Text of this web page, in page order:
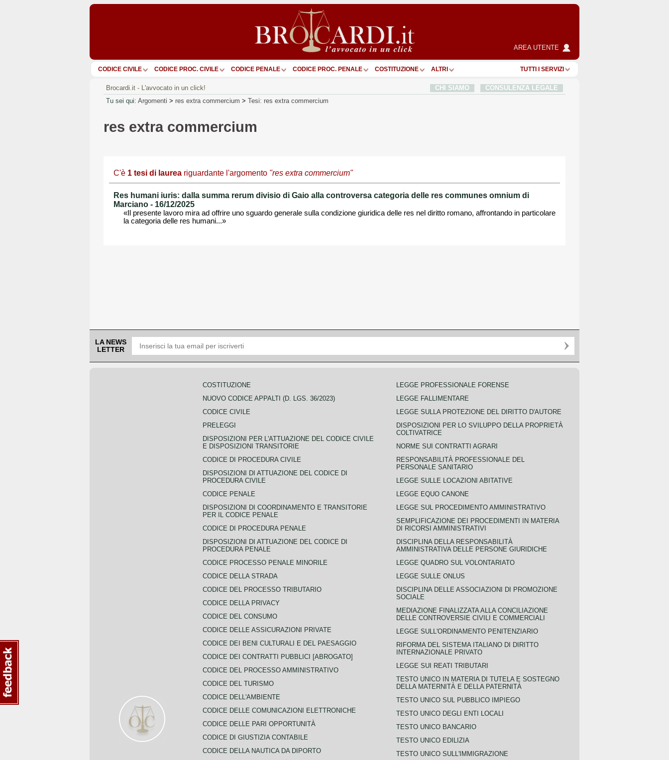
AREA UTENTE
CODICE CIVILE CODICE PROC. CIVILE CODICE PENALE CODICE PROC. PENALE COSTITUZIONE ALTRI TUTTI I SERVIZI
Brocardi.it - L'avvocato in un click! CHI SIAMO
CONSULENZA LEGALE
Tu sei qui: Argomenti > res extra commercium > Tesi: res extra commercium
res extra commercium
C'è 1 tesi di laurea riguardante l'argomento "res extra commercium"
Res humani iuris: dalla summa rerum divisio di Gaio alla controversa categoria delle res communes omnium di
Marciano - 16/12/2025
«Il presente lavoro mira ad offrire uno sguardo generale sulla condizione giuridica delle res nel diritto romano, affrontando in particolare
la categoria delle res humani...»
LA NEWS
LETTER
COSTITUZIONE
NUOVO CODICE APPALTI (D. LGS. 36/2023)
CODICE CIVILE
PRELEGGI
DISPOSIZIONI PER L'ATTUAZIONE DEL CODICE CIVILE
E DISPOSIZIONI TRANSITORIE
CODICE DI PROCEDURA CIVILE
DISPOSIZIONI DI ATTUAZIONE DEL CODICE DI
PROCEDURA CIVILE
CODICE PENALE
DISPOSIZIONI DI COORDINAMENTO E TRANSITORIE
PER IL CODICE PENALE
CODICE DI PROCEDURA PENALE
DISPOSIZIONI DI ATTUAZIONE DEL CODICE DI
PROCEDURA PENALE
CODICE PROCESSO PENALE MINORILE
CODICE DELLA STRADA
CODICE DEL PROCESSO TRIBUTARIO
CODICE DELLA PRIVACY
CODICE DEL CONSUMO
CODICE DELLE ASSICURAZIONI PRIVATE
CODICE DEI BENI CULTURALI E DEL PAESAGGIO
CODICE DEI CONTRATTI PUBBLICI [ABROGATO]
CODICE DEL PROCESSO AMMINISTRATIVO
CODICE DEL TURISMO
CODICE DELL'AMBIENTE
CODICE DELLE COMUNICAZIONI ELETTRONICHE
CODICE DELLE PARI OPPORTUNITÀ
CODICE DI GIUSTIZIA CONTABILE
CODICE DELLA NAUTICA DA DIPORTO
LEGGE PROFESSIONALE FORENSE
LEGGE FALLIMENTARE
LEGGE SULLA PROTEZIONE DEL DIRITTO D'AUTORE
DISPOSIZIONI PER LO SVILUPPO DELLA PROPRIETÀ
COLTIVATRICE
NORME SUI CONTRATTI AGRARI
RESPONSABILITÀ PROFESSIONALE DEL
PERSONALE SANITARIO
LEGGE SULLE LOCAZIONI ABITATIVE
LEGGE EQUO CANONE
LEGGE SUL PROCEDIMENTO AMMINISTRATIVO
SEMPLIFICAZIONE DEI PROCEDIMENTI IN MATERIA
DI RICORSI AMMINISTRATIVI
DISCIPLINA DELLA RESPONSABILITÀ
AMMINISTRATIVA DELLE PERSONE GIURIDICHE
LEGGE QUADRO SUL VOLONTARIATO
LEGGE SULLE ONLUS
DISCIPLINA DELLE ASSOCIAZIONI DI PROMOZIONE
SOCIALE
MEDIAZIONE FINALIZZATA ALLA CONCILIAZIONE
DELLE CONTROVERSIE CIVILI E COMMERCIALI
LEGGE SULL'ORDINAMENTO PENITENZIARIO
RIFORMA DEL SISTEMA ITALIANO DI DIRITTO
INTERNAZIONALE PRIVATO
LEGGE SUI REATI TRIBUTARI
TESTO UNICO IN MATERIA DI TUTELA E SOSTEGNO
DELLA MATERNITÀ E DELLA PATERNITÀ
TESTO UNICO SUL PUBBLICO IMPIEGO
TESTO UNICO DEGLI ENTI LOCALI
TESTO UNICO BANCARIO
TESTO UNICO EDILIZIA
TESTO UNICO SULL'IMMIGRAZIONE